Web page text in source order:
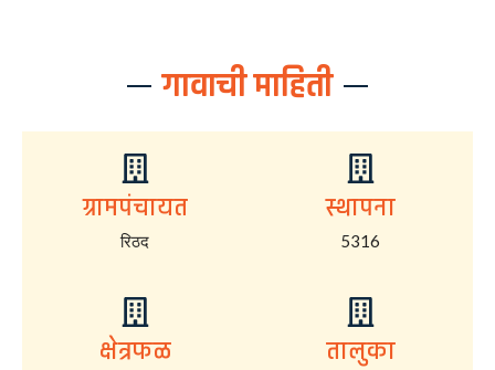
गावाची माहिती
ग्रामपंचायत
रिठद
स्थापना
5316
क्षेत्रफळ तालुका